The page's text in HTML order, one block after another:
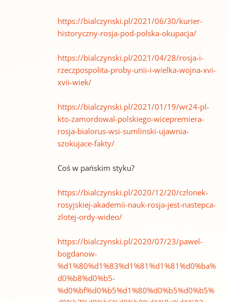
https://bialczynski.pl/2021/06/30/kurier-
historyczny-rosja-pod-polska-okupacja/
https://bialczynski.pl/2021/04/28/rosja-i-
rzeczpospolita-proby-unii-i-wielka-wojna-xvi-
xvii-wiek/
https://bialczynski.pl/2021/01/19/wr24-pl-
kto-zamordowal-polskiego-wicepremiera-
rosja-bialorus-wsi-sumlinski-ujawnia-
szokujace-fakty/
Coś w pańskim styku?
https://bialczynski.pl/2020/12/20/czlonek-
rosyjskiej-akademii-nauk-rosja-jest-nastepca-
zlotej-ordy-wideo/
https://bialczynski.pl/2020/07/23/pawel-
bogdanow-
%d1%80%d1%83%d1%81%d1%81%d0%ba%
d0%b8%d0%b5-
%d0%bf%d0%b5%d1%80%d0%b5%d0%b5%